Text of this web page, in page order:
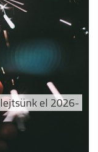
el 2026-